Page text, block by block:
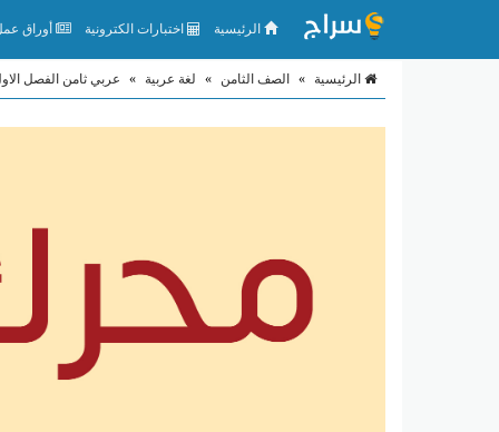
الرئيسية اختبارات الكترونية أوراق
الرئيسية » الصف الثامن » لغة عربية » عربي ثامن الفصل